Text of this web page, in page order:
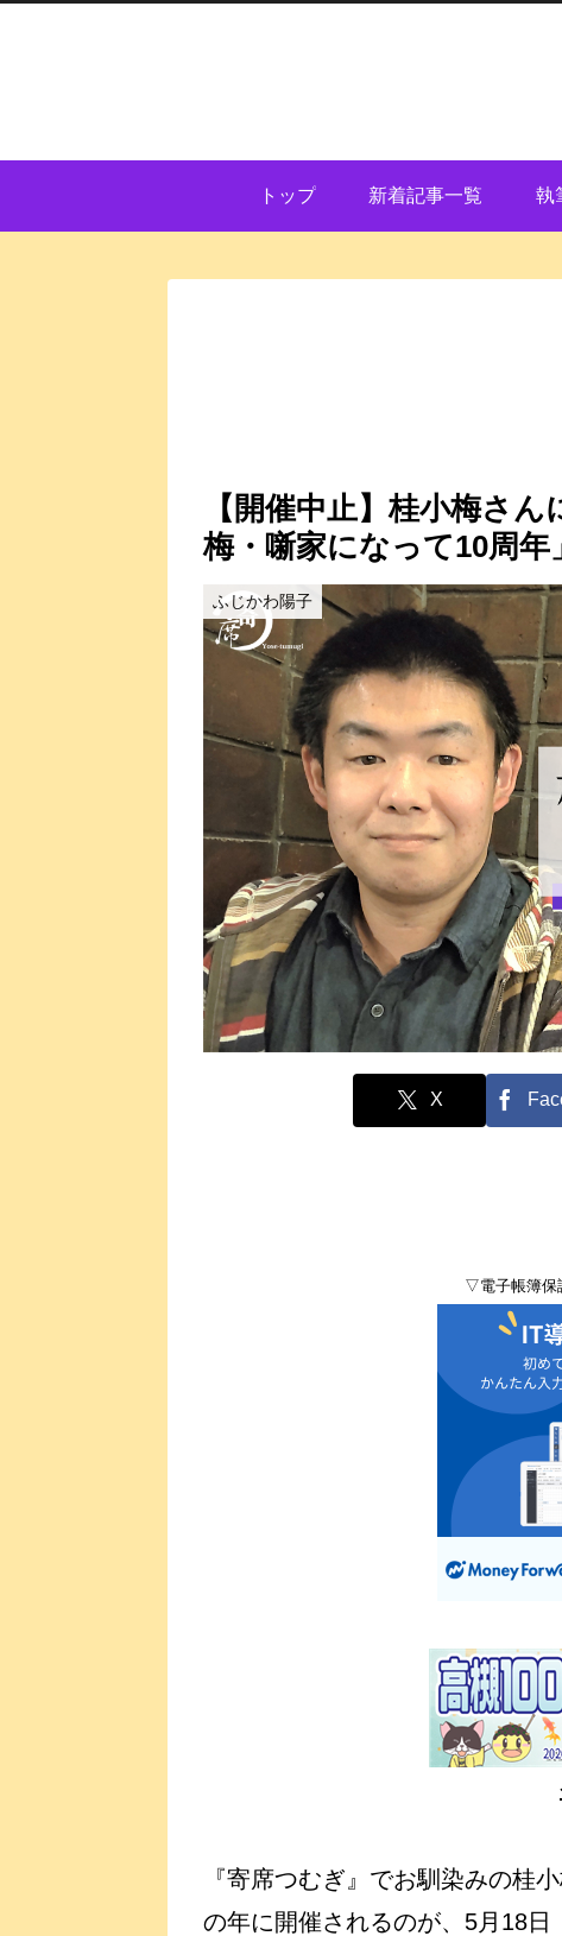
トップ 新着記事一覧 執
【開催中止】桂小梅さ
梅・噺家になって10周年
ふじかわ陽子
X
▽電子帳簿保
『寄席つむぎ』でお馴染みの桂
の年に開催されるのが、5月18